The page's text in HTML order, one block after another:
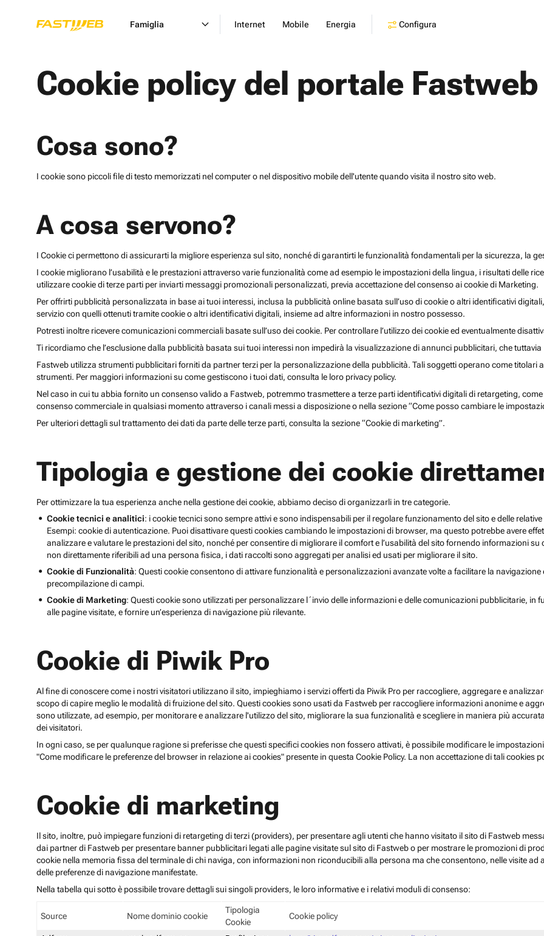
Famiglia Internet Mobile Energia Configura
Cookie policy del portale Fastweb
Cosa sono?
I cookie sono piccoli file di testo memorizzati nel computer o nel dispositivo mobile dell'utente quando visita il nostro sito web.
A cosa servono?
I Cookie ci permettono di assicurarti la migliore esperienza sul sito, nonché di garantirti le funzionalità fondamentali per la sicurezza, la
I cookie migliorano l’usabilità e le prestazioni attraverso varie funzionalità come ad esempio le impostazioni della lingua, i risultati delle
utilizzare cookie di terze parti per inviarti messaggi promozionali personalizzati, previa accettazione del consenso ai cookie di Marketing.
Per offrirti pubblicità personalizzata in base ai tuoi interessi, inclusa la pubblicità online basata sull’uso di cookie o altri identificativi
servizio con quelli ottenuti tramite cookie o altri identificativi digitali, insieme ad altre informazioni in nostro possesso.
Potresti inoltre ricevere comunicazioni commerciali basate sull’uso dei cookie. Per controllare l’utilizzo dei cookie ed eventualmente
Ti ricordiamo che l’esclusione dalla pubblicità basata sui tuoi interessi non impedirà la visualizzazione di annunci pubblicitari, che
Fastweb utilizza strumenti pubblicitari forniti da partner terzi per la personalizzazione della pubblicità. Tali soggetti operano come
strumenti. Per maggiori informazioni su come gestiscono i tuoi dati, consulta le loro privacy policy.
Nel caso in cui tu abbia fornito un consenso valido a Fastweb, potremmo trasmettere a terze parti identificativi digitali di retargeting,
consenso commerciale in qualsiasi momento attraverso i canali messi a disposizione o nella sezione “Come posso cambiare le
Per ulteriori dettagli sul trattamento dei dati da parte delle terze parti, consulta la sezione “Cookie di marketing”.
Tipologia e gestione dei cookie
Per ottimizzare la tua esperienza anche nella gestione dei cookie, abbiamo deciso di organizzarli in tre categorie.
Cookie tecnici e analitici: i cookie tecnici sono sempre attivi e sono indispensabili per il regolare funzionamento del sito e delle
Esempi: cookie di autenticazione. Puoi disattivare questi cookies cambiando le impostazioni di browser, ma questo potrebbe avere
analizzare e valutare le prestazioni del sito, nonché per consentire di migliorare il comfort e l’usabilità del sito fornendo informazioni
non direttamente riferibili ad una persona fisica, i dati raccolti sono aggregati per analisi ed usati per migliorare il sito.
Cookie di Funzionalità: Questi cookie consentono di attivare funzionalità e personalizzazioni avanzate volte a facilitare la
precompilazione di campi.
Cookie di Marketing: Questi cookie sono utilizzati per personalizzare l´invio delle informazioni e delle comunicazioni pubblicitarie, in
alle pagine visitate, e fornire un’esperienza di navigazione più rilevante.
Cookie di Piwik Pro
Al fine di conoscere come i nostri visitatori utilizzano il sito, impieghiamo i servizi offerti da Piwik Pro per raccogliere, aggregare e
scopo di capire meglio le modalità di fruizione del sito. Questi cookies sono usati da Fastweb per raccogliere informazioni anonime e
sono utilizzate, ad esempio, per monitorare e analizzare l'utilizzo del sito, migliorare la sua funzionalità e scegliere in maniera più
dei visitatori.
In ogni caso, se per qualunque ragione si preferisse che questi specifici cookies non fossero attivati, è possibile modificare le
"Come modificare le preferenze del browser in relazione ai cookies" presente in questa Cookie Policy. La non accettazione di tali cookies
Cookie di marketing
Il sito, inoltre, può impiegare funzioni di retargeting di terzi (providers), per presentare agli utenti che hanno visitato il sito di Fastweb
dai partner di Fastweb per presentare banner pubblicitari legati alle pagine visitate sul sito di Fastweb o per mostrare le promozioni di
cookie nella memoria fissa del terminale di chi naviga, con informazioni non riconducibili alla persona ma che consentono, nelle visite
delle preferenze di navigazione manifestate.
Nella tabella qui sotto è possibile trovare dettagli sui singoli providers, le loro informative e i relativi moduli di consenso:
Source Nome dominio cookie
Tipologia
Cookie
Cookie policy